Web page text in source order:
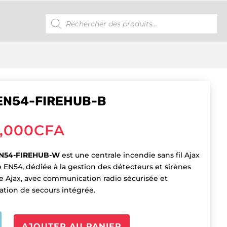
Recherche
de
produits
FIREHUB-B
CFA
FIREHUB-West une centrale incendie sans fil Ajax
EN54, dédiée à la gestion des détecteurs et sirènes
Ajax, avec communication radio sécurisée et
de secours intégrée.